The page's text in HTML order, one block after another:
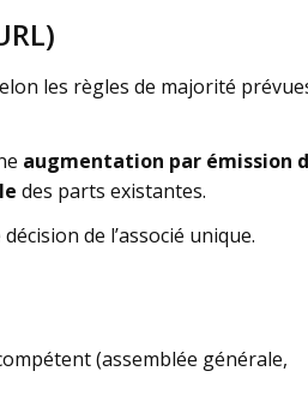
les règles de majorité
augmentation par émission
des parts existantes.
de l’associé unique.
(assemblée générale,